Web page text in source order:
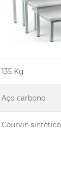
135 Kg
Aço carbono
Courvin sintético